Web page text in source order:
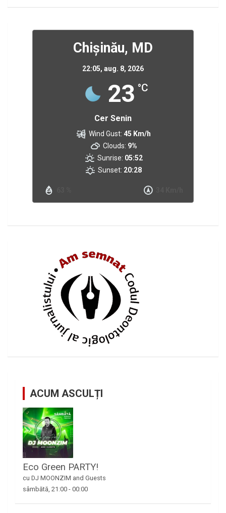
Chișinău, MD
22:05, aug. 8, 2026
23 °C
Cer Senin
Wind Gust: 45 Km/h
Clouds: 9%
Sunrise: 05:52
Sunset: 20:28
ACUM ASCULȚI
Eco Green PARTY!
cu DJ MOONZIM and Guests
sâmbătă, 21:00 - 00:00